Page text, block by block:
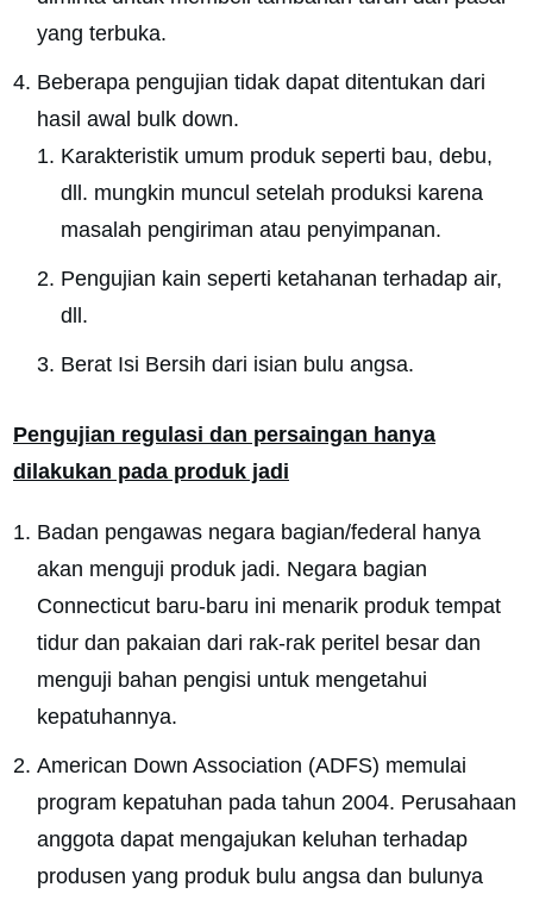
yang terbuka.
Beberapa pengujian tidak dapat ditentukan dari
hasil awal bulk down.
Karakteristik umum produk seperti bau, debu,
dll. mungkin muncul setelah produksi karena
masalah pengiriman atau penyimpanan.
Pengujian kain seperti ketahanan terhadap air,
dll.
Berat Isi Bersih dari isian bulu angsa.
Pengujian regulasi dan persaingan hanya
dilakukan pada produk jadi
Badan pengawas negara bagian/federal hanya
akan menguji produk jadi. Negara bagian
Connecticut baru-baru ini menarik produk tempat
tidur dan pakaian dari rak-rak peritel besar dan
menguji bahan pengisi untuk mengetahui
kepatuhannya.
American Down Association (ADFS) memulai
program kepatuhan pada tahun 2004. Perusahaan
anggota dapat mengajukan keluhan terhadap
produsen yang produk bulu angsa dan bulunya